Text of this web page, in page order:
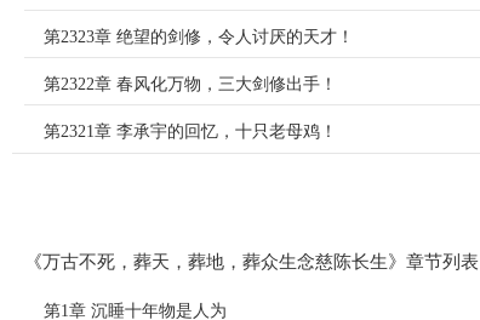
第2323章 绝望的剑修，令人讨厌的天才！
第2322章 春风化万物，三大剑修出手！
第2321章 李承宇的回忆，十只老母鸡！
《万古不死，葬天，葬地，葬众生念慈陈长生》章节列表
第1章 沉睡十年物是人为